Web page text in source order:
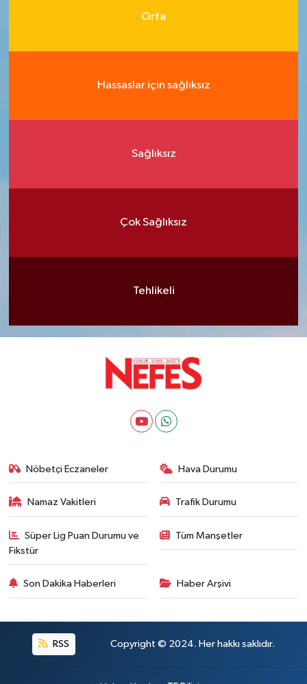
Orta
Hassaslar için sağlıksız
Sağlıksız
Çok Sağlıksız
Tehlikeli
Nöbetçi Eczaneler Hava Durumu
Namaz Vakitleri Trafik Durumu
Süper Lig Puan Durumu ve
Fikstür
Tüm Manşetler
Son Dakika Haberleri Haber Arşivi
RSS Copyright © 2024. Her hakkı saklıdır.